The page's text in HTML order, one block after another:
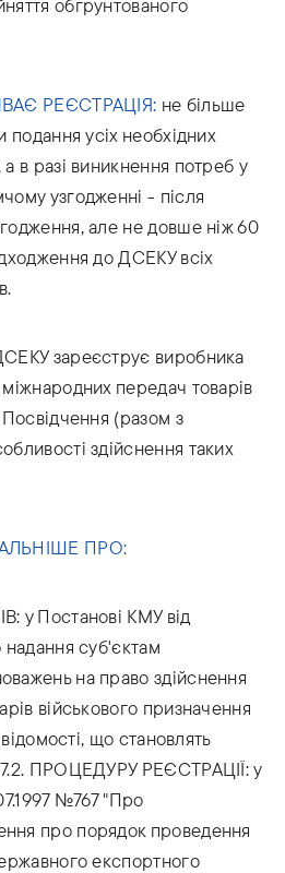
обгрунтованого
РЕЄСТРАЦІЯ: не більше
подання усіх необхідних
в разі виникнення потреб у
узгодженні - після
але не довше ніж 60
до ДСЕКУ всіх
зареєструє виробника
передач товарів
Посвідчення (разом з
здійснення таких
ПРО:
у Постанові КМУ від
суб'єктам
на право здійснення
військового призначення
відомості, що становлять
ПРОЦЕДУРУ РЕЄСТРАЦІЇ: у
№767 "Про
про порядок проведення
експортного